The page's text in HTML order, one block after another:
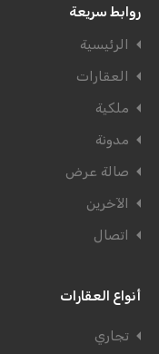
روابط سريعة
الرئيسية
العقارات
ملكية
مدونة
صالة عرض
الآخرين
اتصال
أنواع العقارات
تجاري